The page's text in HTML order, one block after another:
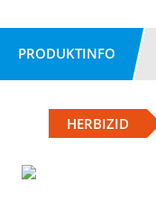
PRODUKTINFO
HERBIZID